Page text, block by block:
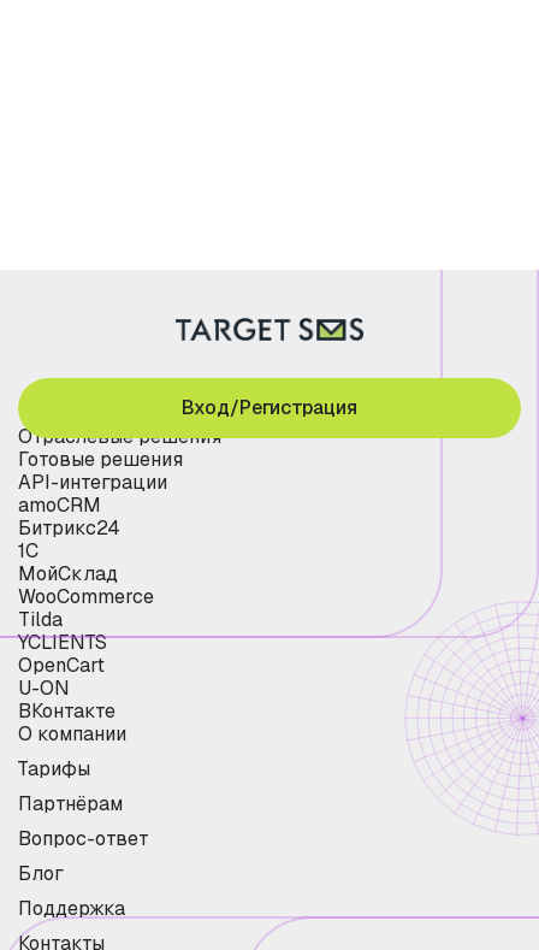
Отраслевые решения
Готовые решения
API-интеграции
amoCRM
Битрикс24
1С
МойСклад
WooCommerce
Tilda
YCLIENTS
OpenCart
U-ON
ВКонтакте
О компании
Тарифы
Партнёрам
Вопрос-ответ
Блог
Поддержка
Контакты
Вход/Регистрация